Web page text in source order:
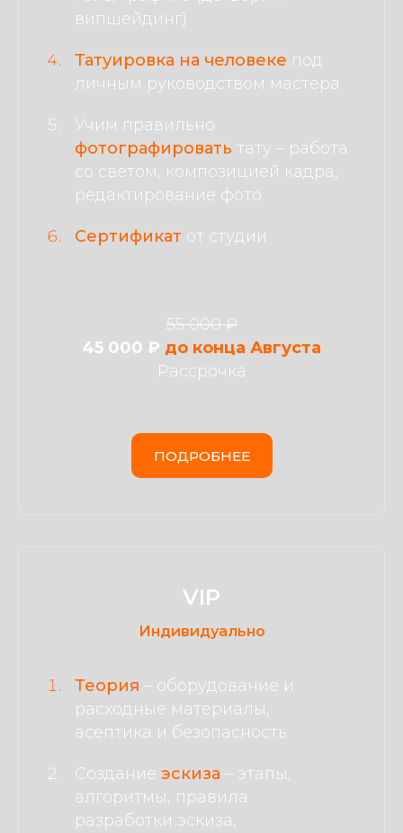
випшейдинг)
Татуировка на человеке под
личным руководством мастера
Учим правильно
фотографировать тату – работа
со светом, композицией кадра,
редактирование фото
Сертификат от студии
55 000 ₽
45 000 ₽ до конца Августа
Рассрочка
ПОДРОБНЕЕ
VIP
Индивидуально
Теория – оборудование и
расходные материалы,
асептика и безопасность
Создание эскиза – этапы,
алгоритмы, правила
разработки эскиза,